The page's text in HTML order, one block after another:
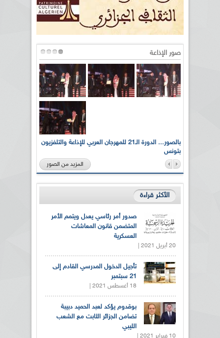
صور الإذاعة
بالصور... الدورة الـ21 للمهرجان العربي للإذاعة والتلفزيون
بتونس
المزيد من الصور
الأكثر قراءة
صدور أمر رئاسي يعدل ويتمم الأمر
المتضمن قانون المعاشات
العسكرية
20 أبريل 2021 |
تأجيل الدخول المدرسي القادم إلى
21 سبتمبر
18 أغسطس 2021 |
بوقدوم يؤكد لعبد الحميد دبيبة
تضامن الجزائر الثابت مع الشعب
الليبي
10 فبراير 2021 |